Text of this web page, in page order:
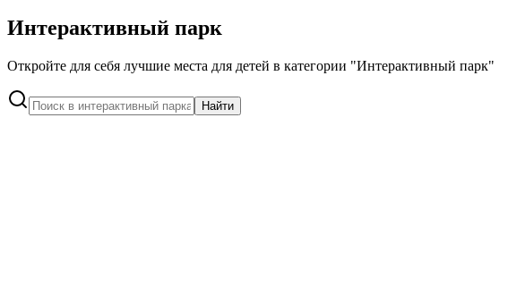
Интерактивный парк
Откройте для себя лучшие места для детей в категории "Интерактивный парк"
Найти